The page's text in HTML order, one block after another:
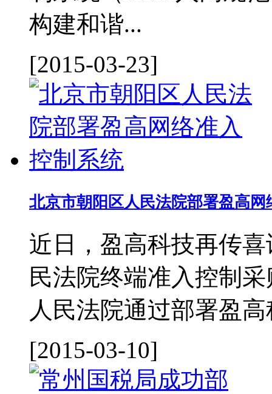
构建和谐...
[2015-03-23]
北京市朝阳区人民法院部署盈高网
近日，盈高科技再传
民法院终端准入控制
人民法院通过部署盈
[2015-03-10]